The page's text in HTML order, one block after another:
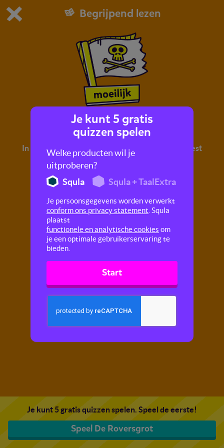
Dit is de gratis demo van Squla.
Bestel nu
0 1
Begrijpend lezen
De Roversgrot
In deze quiz oefen je met begrijpend lezen. Je leest
een tekst en maakt hier vragen over.
Je kunt 5 gratis quizzen spelen. Speel de eerste!
Speel De Roversgrot
Je kunt 5 gratis
quizzen spelen
Welke producten wil je
uitproberen?
Squla
Squla + TaalExtra
Je persoonsgegevens worden verwerkt
conform ons privacy statement . Squla
plaatst
functionele en analytische cookies om
je een optimale gebruikerservaring te
bieden.
Start